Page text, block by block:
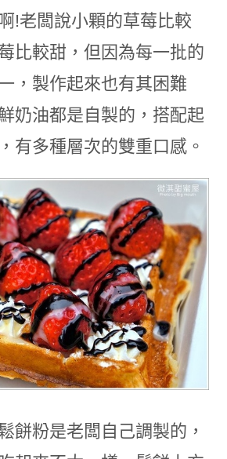
!老闆說小顆的草莓比較
比較甜，但因為每一批的
，製作起來也有其困難
奶油都是自製的，搭配起
有多種層次的雙重口感。
餅粉是老闆自己調製的，